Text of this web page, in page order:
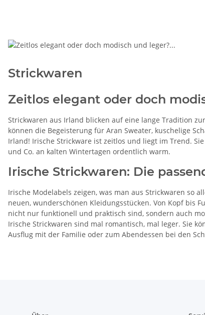
Strickwaren
Zeitlos elegant oder doch
Strickwaren aus Irland blicken auf eine lange Tradition
können die Begeisterung für Aran Sweater, kuschelige
Irland! Irische Strickware ist zeitlos und liegt im Trend.
und Co. an kalten Wintertagen ordentlich warm.
Irische Strickwaren: Die
Irische Modelabels zeigen, was man aus Strickwaren so
neuen, wunderschönen Kleidungsstücken. Von Kopf bis
nicht nur funktionell und praktisch sind, sondern auch
Irische Strickwaren sind mal romantisch, mal leger. Sie
Ausflug mit der Familie oder zum Abendessen bei den